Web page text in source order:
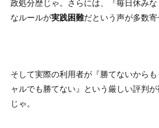
なルールが実践困難だという声が多数寄
そして実際の利用者が『勝てないから
ャルでも勝てない』という厳しい評判
じゃ。